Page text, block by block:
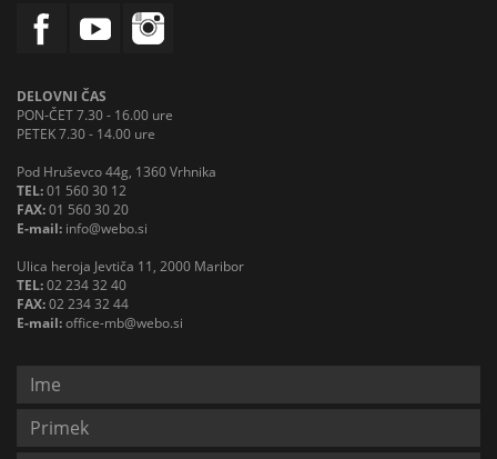
DELOVNI ČAS
PON-ČET 7.30 - 16.00 ure
PETEK 7.30 - 14.00 ure
Pod Hruševco 44g, 1360 Vrhnika
TEL:01 560 30 12
FAX:01 560 30 20
E-mail: info@webo.si
Ulica heroja Jevtiča 11, 2000 Maribor
TEL:02 234 32 40
FAX:02 234 32 44
E-mail:office-mb@webo.si